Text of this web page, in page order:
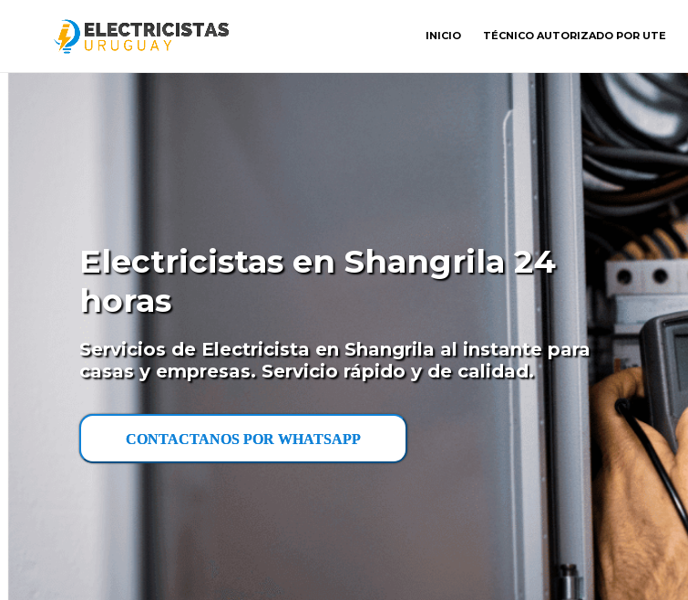
INICIO TÉCNICO AUTORIZADO POR UTE
Electricistas en Shangrila 24
horas
Servicios de Electricista en Shangrila al instante para
casas y empresas. Servicio rápido y de calidad.
CONTACTANOS POR WHATSAPP